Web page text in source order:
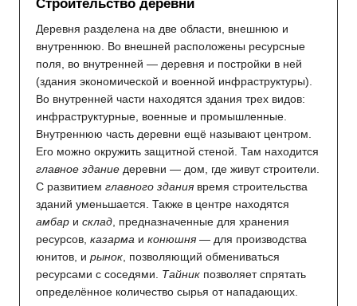
Строительство деревни
Деревня разделена на две области, внешнюю и
внутреннюю. Во внешней расположены ресурсные
поля, во внутренней — деревня и постройки в ней
(здания экономической и военной инфраструктуры).
Во внутренней части находятся здания трех видов:
инфраструктурные, военные и промышленные.
Внутреннюю часть деревни ещё называют центром.
Его можно окружить защитной стеной. Там находится
главное здание деревни — дом, где живут строители.
С развитием главного здания время строительства
зданий уменьшается. Также в центре находятся
амбар и склад, предназначенные для хранения
ресурсов, казарма и конюшня — для производства
юнитов, и рынок, позволяющий обмениваться
ресурсами с соседями. Тайник позволяет спрятать
определённое количество сырья от нападающих.